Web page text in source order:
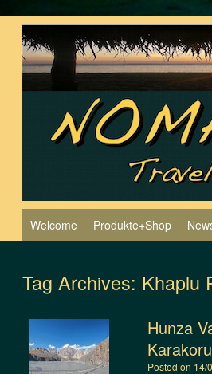
content
Welcome Produkte+Shop
Tag Archives: Khaplu
Hunza
Posted on 14/